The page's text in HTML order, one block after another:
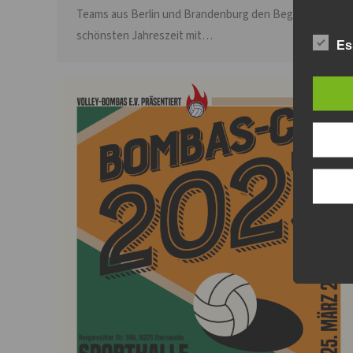
Teams aus Berlin und Brandenburg den Beginn der
schönsten Jahreszeit mit…